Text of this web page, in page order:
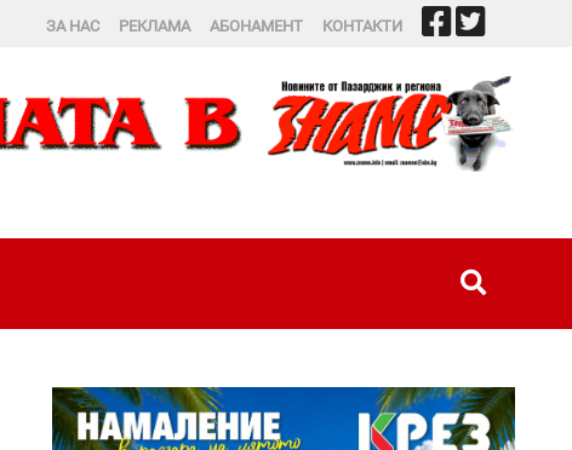
ЗА НАС РЕКЛАМА АБОНАМЕНТ КОНТАКТИ